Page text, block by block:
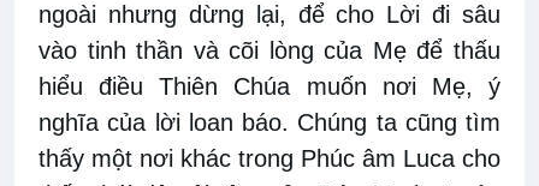
ngoài nhưng dừng lại, để cho Lời đi sâu
vào tinh thần và cõi lòng của Mẹ để thấu
hiểu điều Thiên Chúa muốn nơi Mẹ, ý
nghĩa của lời loan báo. Chúng ta cũng tìm
thấy một nơi khác trong Phúc âm Luca cho